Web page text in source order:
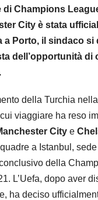
di Champions
City è stata
a Porto, il sindaco si
dell’opportunità di
della Turchia
viaggiare ha reso
City e
a Istanbul,
della
L’Uefa, dopo aver
ha deciso